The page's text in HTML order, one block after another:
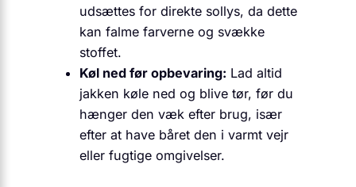
udsættes for direkte sollys, da dette
kan falme farverne og svække
stoffet.
Køl ned før opbevaring: Lad altid
jakken køle ned og blive tør, før du
hænger den væk efter brug, især
efter at have båret den i varmt vejr
eller fugtige omgivelser.